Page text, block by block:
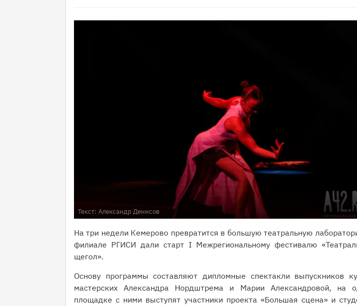
Текст: Александр Денисов
На три недели Кемерово превратится в большую театральную
филиале РГИСИ дали старт I Межрегиональному фестивалю
щегол».
Основу программы составляют дипломные спектакли выпускников
мастерских Александра Нордштрема и Марии Александровой, на
площадке с ними выступят участники проекта «Большая сцена» и